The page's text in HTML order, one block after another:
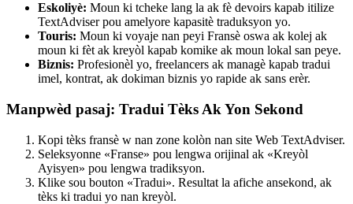
Eskoliyè: Moun ki tcheke lang la ak fè devoirs kapab itilize
TextAdviser pou amelyore kapasitè traduksyon yo.
Touris: Moun ki voyaje nan peyi Fransè oswa ak kolej ak
moun ki fèt ak kreyòl kapab komike ak moun lokal san peye.
Biznis: Profesionèl yo, freelancers ak managè kapab tradui
imel, kontrat, ak dokiman biznis yo rapide ak sans erèr.
Manpwèd pasaj: Tradui Tèks Ak Yon Sekond
Kopi tèks fransè w nan zone kolòn nan site Web TextAdviser.
Seleksyonne «Franse» pou lengwa orijinal ak «Kreyòl
Ayisyen» pou lengwa tradiksyon.
Klike sou bouton «Tradui». Resultat la afiche ansekond, ak
tèks ki tradui yo nan kreyòl.